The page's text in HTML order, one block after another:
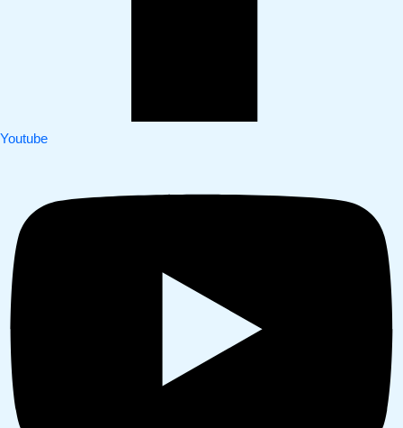
Youtube